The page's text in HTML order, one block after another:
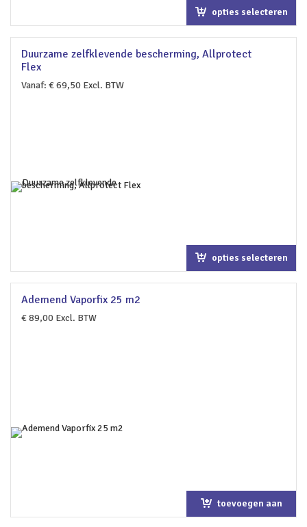
opties selecteren
Duurzame zelfklevende bescherming, Allprotect
Flex
Vanaf: €69,50 Excl. BTW
opties selecteren
Ademend Vaporfix 25 m2
€89,00 Excl. BTW
toevoegen aan